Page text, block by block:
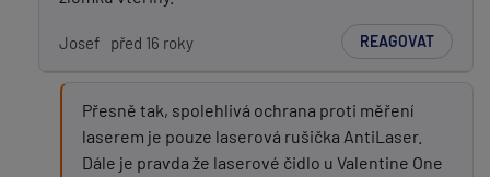
Josef před 16 roky REAGOVAT
Přesně tak, spolehlivá ochrana proti měření
laserem je pouze laserová rušička AntiLaser.
Dále je pravda že laserové čidlo u Valentine One